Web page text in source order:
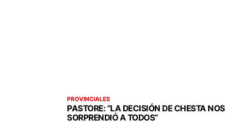
PROVINCIALES
PASTORE: “LA DECISIÓN DE CHESTA NOS
SORPRENDIÓ A TODOS”